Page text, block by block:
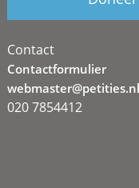
Contact
Contactformulier
webmaster@petities.nl
020 7854412